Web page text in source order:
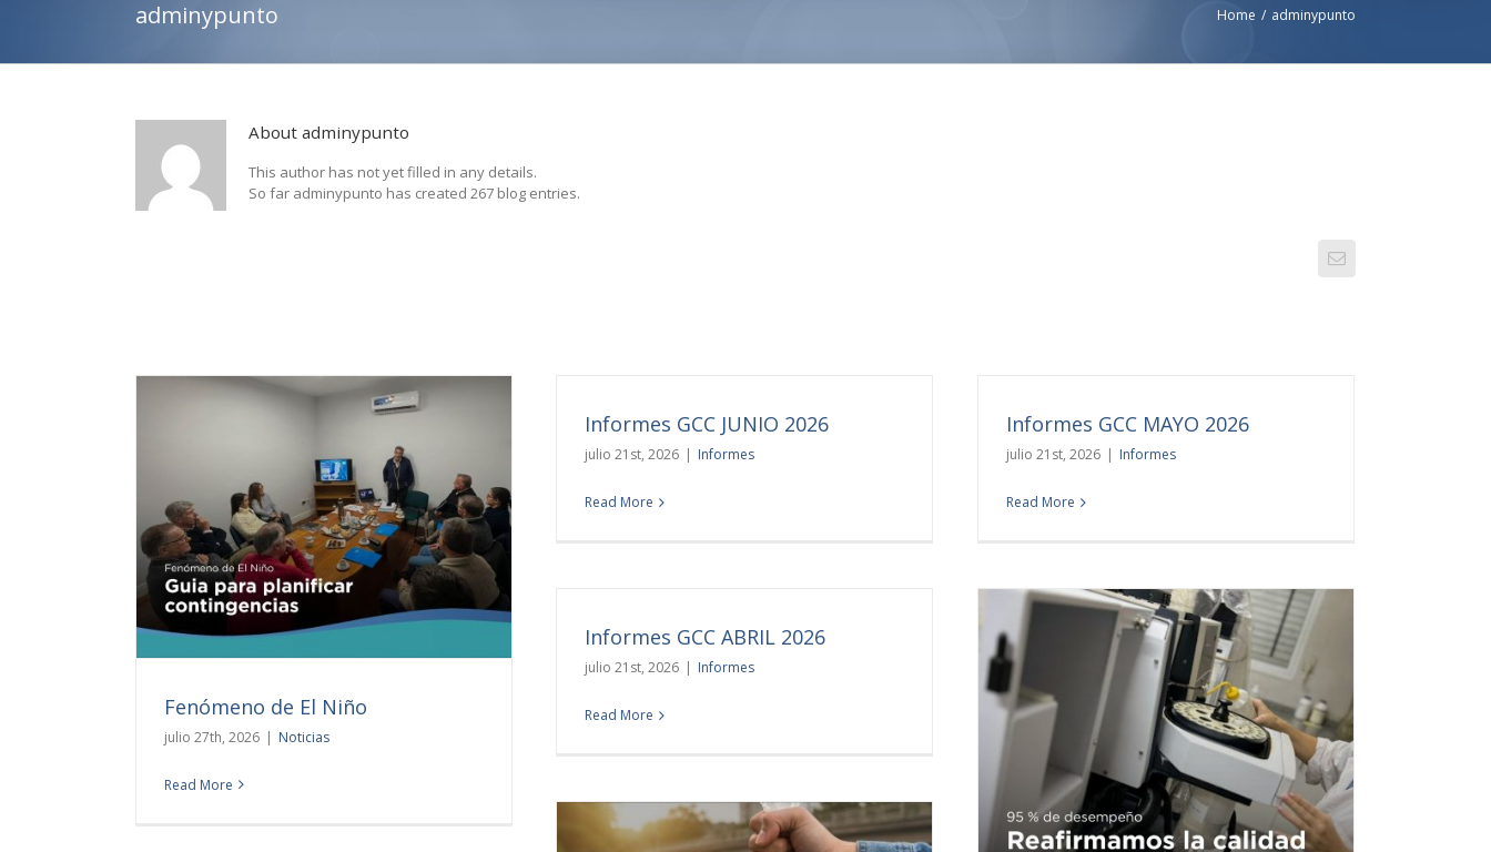
adminypunto Home / adminypunto
About adminypunto
This author has not yet filled in any details.
So far adminypunto has created 267 blog entries.
Email
Fenómeno de El Niño
julio 27th, 2026 | Noticias
Read More
Informes GCC JUNIO 2026
julio 21st, 2026 | Informes
Read More
Informes GCC MAYO 2026
julio 21st, 2026 | Informes
Read More
Informes GCC ABRIL 2026
julio 21st, 2026 | Informes
Read More
Noticias